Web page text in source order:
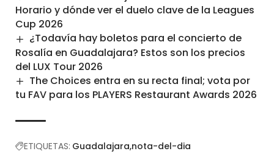
Horario y dónde ver el duelo clave de la Leagues
Cup 2026
¿Todavía hay boletos para el concierto de
Rosalía en Guadalajara? Estos son los precios
del LUX Tour 2026
The Choices entra en su recta final; vota por
tu FAV para los PLAYERS Restaurant Awards 2026
ETIQUETAS: Guadalajara nota-del-dia